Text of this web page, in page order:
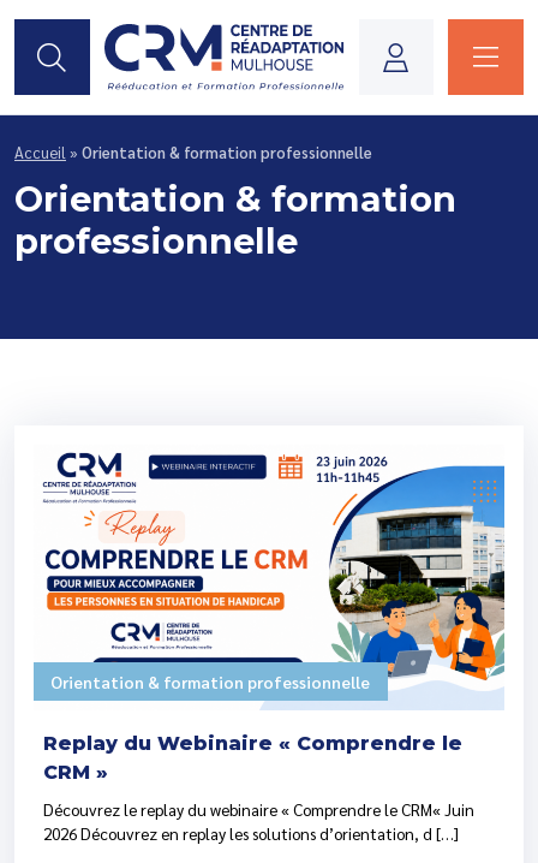
Je suis...
Accueil » Orientation & formation professionnelle
Orientation & formation
professionnelle
Orientation & formation professionnelle
Replay du Webinaire « Comprendre le
CRM »
Découvrez le replay du webinaire « Comprendre le CRM« Juin
2026 Découvrez en replay les solutions d’orientation, d […]